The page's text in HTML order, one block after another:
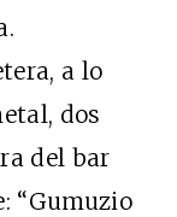
a lo
dos
del bar
“Gumuzio